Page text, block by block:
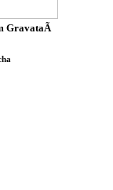
GravataÃ­